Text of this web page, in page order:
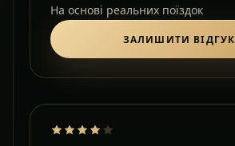
На основі реальних поїздок
ЗАЛИШИТИ ВІДГУК